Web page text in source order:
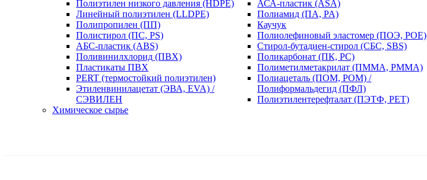
Полиэтилен низкого давления (HDPE)
Линейный полиэтилен (LLDPE)
Полипропилен (ПП)
Полистирол (ПС, PS)
АБС-пластик (ABS)
Поливинилхлорид (ПВХ)
Пластикаты ПВХ
PERT (термостойкий полиэтилен)
Этиленвинилацетат (ЭВА, EVA) /
СЭВИЛЕН
АСА-пластик (ASA)
Полиамид (ПА, PA)
Каучук
Полиолефиновый эластомер (ПОЭ, POE)
Стирол-бутадиен-стирол (СБС, SBS)
Поликарбонат (ПК, PC)
Полиметилметакрилат (ПММА, PMMA)
Полиацеталь (ПОМ, POM) /
Полиформальдегид (ПФЛ)
Полиэтилентерефталат (ПЭТФ, PET)
Химическое сырье